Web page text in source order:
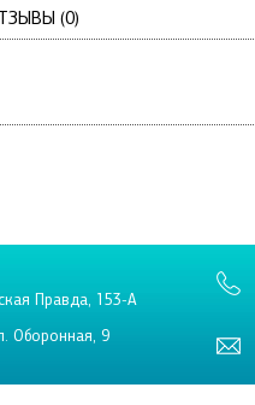
(0)
Правда, 153-А
Оборонная, 9